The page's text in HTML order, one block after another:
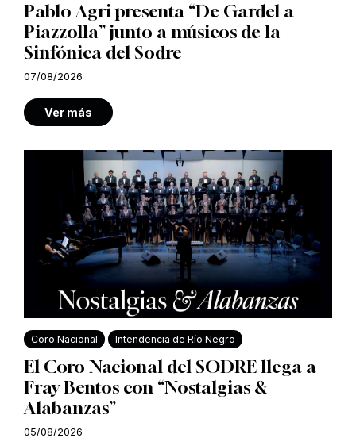
Pablo Agri presenta “De Gardel a
Piazzolla” junto a músicos de la
Sinfónica del Sodre
07/08/2026
Ver más
Coro Nacional Intendencia de Río Negro
El Coro Nacional del SODRE llega a
Fray Bentos con “Nostalgias &
Alabanzas”
05/08/2026